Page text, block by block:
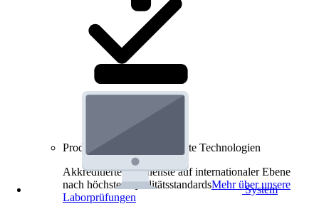
System
Produkt-Prüfungen für smarte Technologien
Akkreditierte Prüfdienste auf internationaler Ebene
nach höchsten QualitätsstandardsMehr über unsere
Laborprüfungen